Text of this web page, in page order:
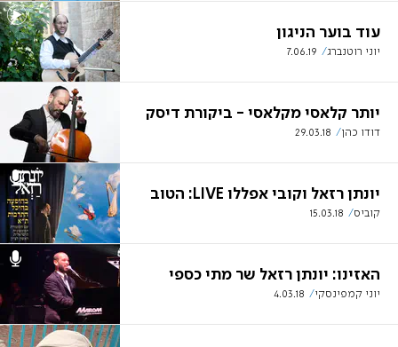
עוד בוער הניגון
יוני רוטנברג 7.06.19
יותר קלאסי מקלאסי - ביקורת דיסק
דודו כהן 29.03.18
יונתן רזאל וקובי אפללו LIVE: הטוב
קוביס 15.03.18
האזינו: יונתן רזאל שר מתי כספי
יוני קמפינסקי 4.03.18